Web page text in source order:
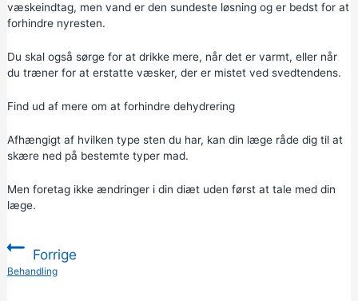
væskeindtag, men vand er den sundeste løsning og er bedst for at
forhindre nyresten.
Du skal også sørge for at drikke mere, når det er varmt, eller når
du træner for at erstatte væsker, der er mistet ved svedtendens.
Find ud af mere om at forhindre dehydrering
Afhængigt af hvilken type sten du har, kan din læge råde dig til at
skære ned på bestemte typer mad.
Men foretag ikke ændringer i din diæt uden først at tale med din
læge.
Forrige
:Behandling